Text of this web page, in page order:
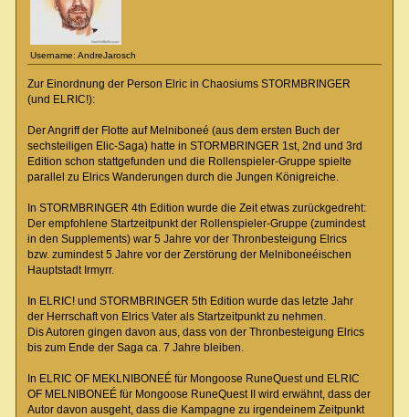
Username: AndreJarosch
Zur Einordnung der Person Elric in Chaosiums STORMBRINGER
(und ELRIC!):
Der Angriff der Flotte auf Melniboneé (aus dem ersten Buch der
sechsteiligen Elic-Saga) hatte in STORMBRINGER 1st, 2nd und 3rd
Edition schon stattgefunden und die Rollenspieler-Gruppe spielte
parallel zu Elrics Wanderungen durch die Jungen Königreiche.
In STORMBRINGER 4th Edition wurde die Zeit etwas zurückgedreht:
Der empfohlene Startzeitpunkt der Rollenspieler-Gruppe (zumindest
in den Supplements) war 5 Jahre vor der Thronbesteigung Elrics
bzw. zumindest 5 Jahre vor der Zerstörung der Melniboneéischen
Hauptstadt Irmyrr.
In ELRIC! und STORMBRINGER 5th Edition wurde das letzte Jahr
der Herrschaft von Elrics Vater als Startzeitpunkt zu nehmen.
Dis Autoren gingen davon aus, dass von der Thronbesteigung Elrics
bis zum Ende der Saga ca. 7 Jahre bleiben.
In ELRIC OF MEKLNIBONEÉ für Mongoose RuneQuest und ELRIC
OF MELNIBONEÉ für Mongoose RuneQuest II wird erwähnt, dass der
Autor davon ausgeht, dass die Kampagne zu irgendeinem Zeitpunkt